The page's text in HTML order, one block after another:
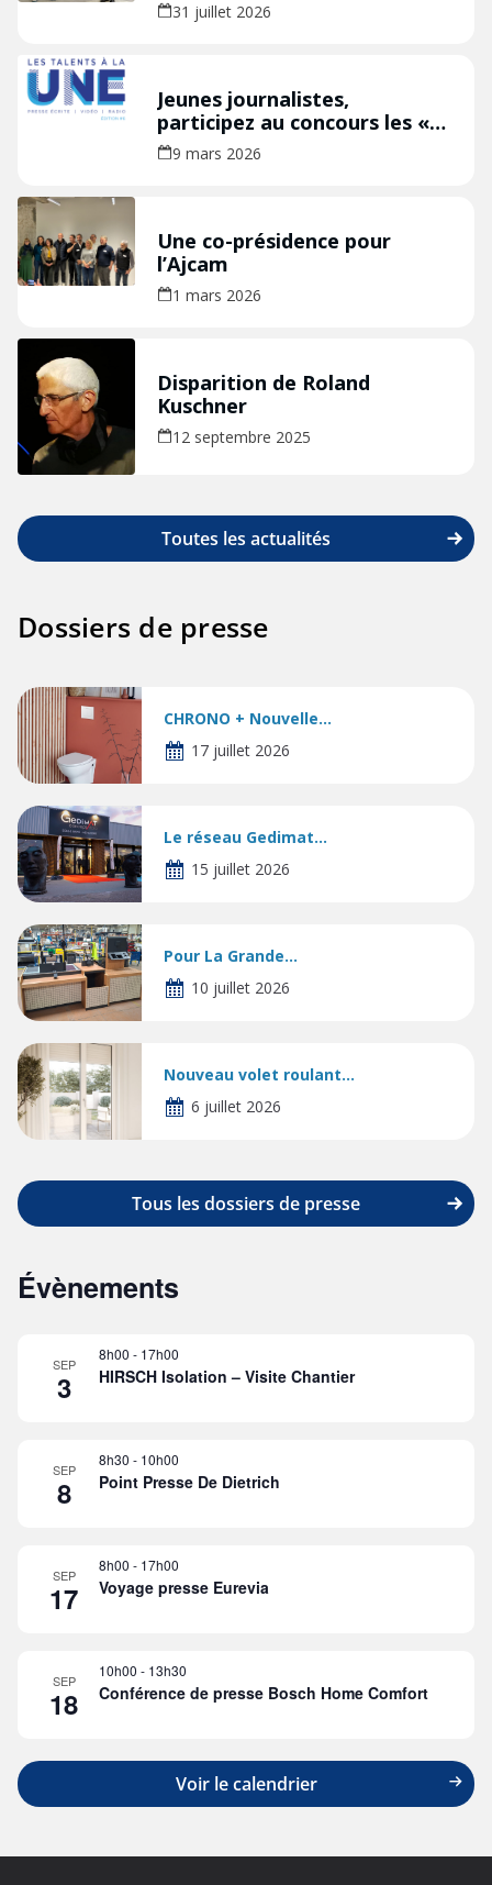
31 juillet 2026
Jeunes journalistes,
participez au concours les «
Talents à la Une » édition
2026 !
9 mars 2026
Une co-présidence pour
l’Ajcam
1 mars 2026
Disparition de Roland
Kuschner
12 septembre 2025
Toutes les actualités
Dossiers de presse
CHRONO + Nouvelle...
17 juillet 2026
Le réseau Gedimat...
15 juillet 2026
Pour La Grande...
10 juillet 2026
Nouveau volet roulant...
6 juillet 2026
Tous les dossiers de presse
Évènements
SEP
3
8h00 - 17h00
HIRSCH Isolation – Visite Chantier
SEP
8
8h30 - 10h00
Point Presse De Dietrich
SEP
17
8h00 - 17h00
Voyage presse Eurevia
SEP
18
10h00 - 13h30
Conférence de presse Bosch Home Comfort
Voir le calendrier